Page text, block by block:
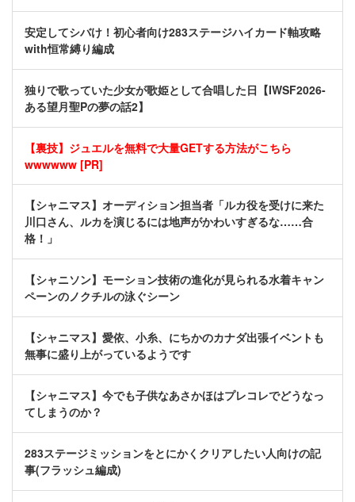
安定してシバけ！初心者向け283ステージハイカード軸攻略
with恒常縛り編成
独りで歌っていた少女が歌姫として合唱した日【IWSF2026-
ある望月聖Pの夢の話2】
【裏技】ジュエルを無料で大量GETする方法がこちら
wwwwww [PR]
【シャニマス】オーディション担当者「ルカ役を受けに来た
川口さん、ルカを演じるには地声がかわいすぎるな……合
格！」
【シャニソン】モーション技術の進化が見られる水着キャン
ペーンのノクチルの泳ぐシーン
【シャニマス】愛依、小糸、にちかのカナダ出張イベントも
無事に盛り上がっているようです
【シャニマス】今でも子供なあさかほはプレコレでどうなっ
てしまうのか？
283ステージミッションをとにかくクリアしたい人向けの記
事(フラッシュ編成)